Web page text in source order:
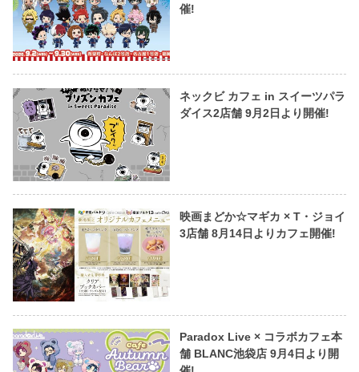
催!
ネックビ カフェ in スイーツパラ
ダイス2店舗 9月2日より開催!
映画まどか☆マギカ × T・ジョイ
3店舗 8月14日よりカフェ開催!
Paradox Live × コラボカフェ本
舗 BLANC池袋店 9月4日より開